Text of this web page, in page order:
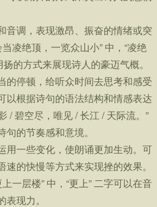
音调，表现激昂、振奋的情绪或突
凌绝顶，一览众山小” 中，“凌绝
的方式来展现诗人的豪迈气概。
的停顿，给听众时间去思考和感受
以根据诗句的语法结构和情感表达
/ 碧空尽，唯见 / 长江 / 天际流。”
的节奏感和意境。
用一些变化，使朗诵更加生动。可
的快慢等方式来实现挫的效果。
一层楼” 中，“更上” 二字可以在音
现力。